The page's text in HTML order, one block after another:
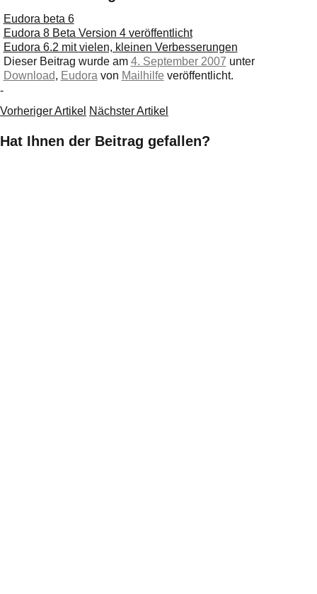
Eudora beta 6
Eudora 8 Beta Version 4 veröffentlicht
Eudora 6.2 mit vielen, kleinen Verbesserungen
Dieser Beitrag wurde am 4. September 2007 unter
Download, Eudora von Mailhilfe veröffentlicht.
-
Vorheriger Artikel Nächster Artikel
Hat Ihnen der Beitrag gefallen?